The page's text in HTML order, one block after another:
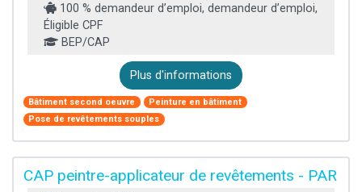
100 % demandeur d’emploi, demandeur d’emploi,
Éligible CPF
BEP/CAP
Plus d'informations
Bâtiment second oeuvre
Peinture en bâtiment
Pose de revêtements souples
CAP peintre-applicateur de revêtements - PAR